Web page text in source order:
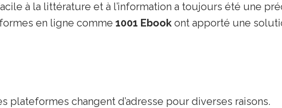
à la littérature et à l’information a toujours été une
en ligne comme 1001 Ebook ont apporté une
plateformes changent d’adresse pour diverses raisons.